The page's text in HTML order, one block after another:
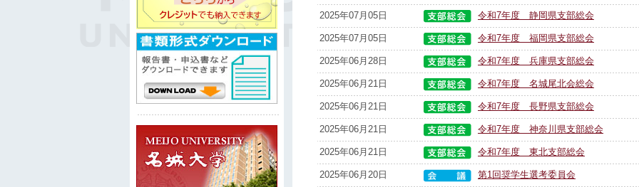
2025年07月05日 令和7年度 静岡県支部総会
2025年07月05日 令和7年度 福岡県支部総会
2025年06月28日 令和7年度 兵庫県支部総会
2025年06月21日 令和7年度 名城尾北会総会
2025年06月21日 令和7年度 長野県支部総会
2025年06月21日 令和7年度 神奈川県支部総会
2025年06月21日 令和7年度 東北支部総会
2025年06月20日 第1回奨学生選考委員会